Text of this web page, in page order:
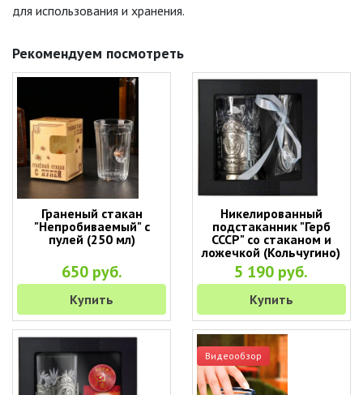
для использования и хранения.
Рекомендуем посмотреть
Граненый стакан
"Непробиваемый" с
пулей (250 мл)
650 руб.
Купить
Никелированный
подстаканник "Герб
СССР" со стаканом и
ложечкой (Кольчугино)
5 190 руб.
Купить
Видеообзор